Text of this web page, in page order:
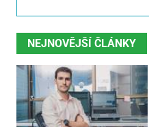
NEJNOVĚJŠÍ ČLÁNKY